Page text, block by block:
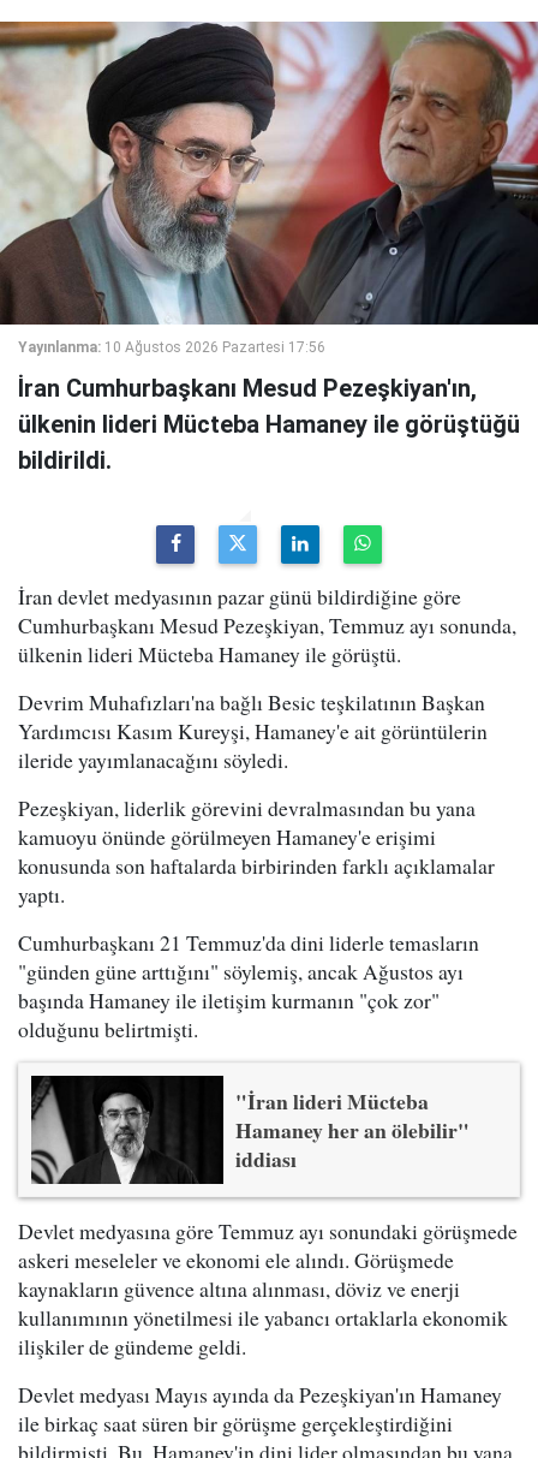
Yayınlanma: 10 Ağustos 2026 Pazartesi 17:56
İran Cumhurbaşkanı Mesud Pezeşkiyan'ın,
ülkenin lideri Mücteba Hamaney ile görüştüğü
bildirildi.
İran devlet medyasının pazar günü bildirdiğine göre
Cumhurbaşkanı Mesud Pezeşkiyan, Temmuz ayı sonunda,
ülkenin lideri Mücteba Hamaney ile görüştü.
Devrim Muhafızları'na bağlı Besic teşkilatının Başkan
Yardımcısı Kasım Kureyşi, Hamaney'e ait görüntülerin
ileride yayımlanacağını söyledi.
Pezeşkiyan, liderlik görevini devralmasından bu yana
kamuoyu önünde görülmeyen Hamaney'e erişimi
konusunda son haftalarda birbirinden farklı açıklamalar
yaptı.
Cumhurbaşkanı 21 Temmuz'da dini liderle temasların
"günden güne arttığını" söylemiş, ancak Ağustos ayı
başında Hamaney ile iletişim kurmanın "çok zor"
olduğunu belirtmişti.
"İran lideri Mücteba
Hamaney her an ölebilir"
iddiası
Devlet medyasına göre Temmuz ayı sonundaki görüşmede
askeri meseleler ve ekonomi ele alındı. Görüşmede
kaynakların güvence altına alınması, döviz ve enerji
kullanımının yönetilmesi ile yabancı ortaklarla ekonomik
ilişkiler de gündeme geldi.
Devlet medyası Mayıs ayında da Pezeşkiyan'ın Hamaney
ile birkaç saat süren bir görüşme gerçekleştirdiğini
bildirmişti. Bu, Hamaney'in dini lider olmasından bu yana